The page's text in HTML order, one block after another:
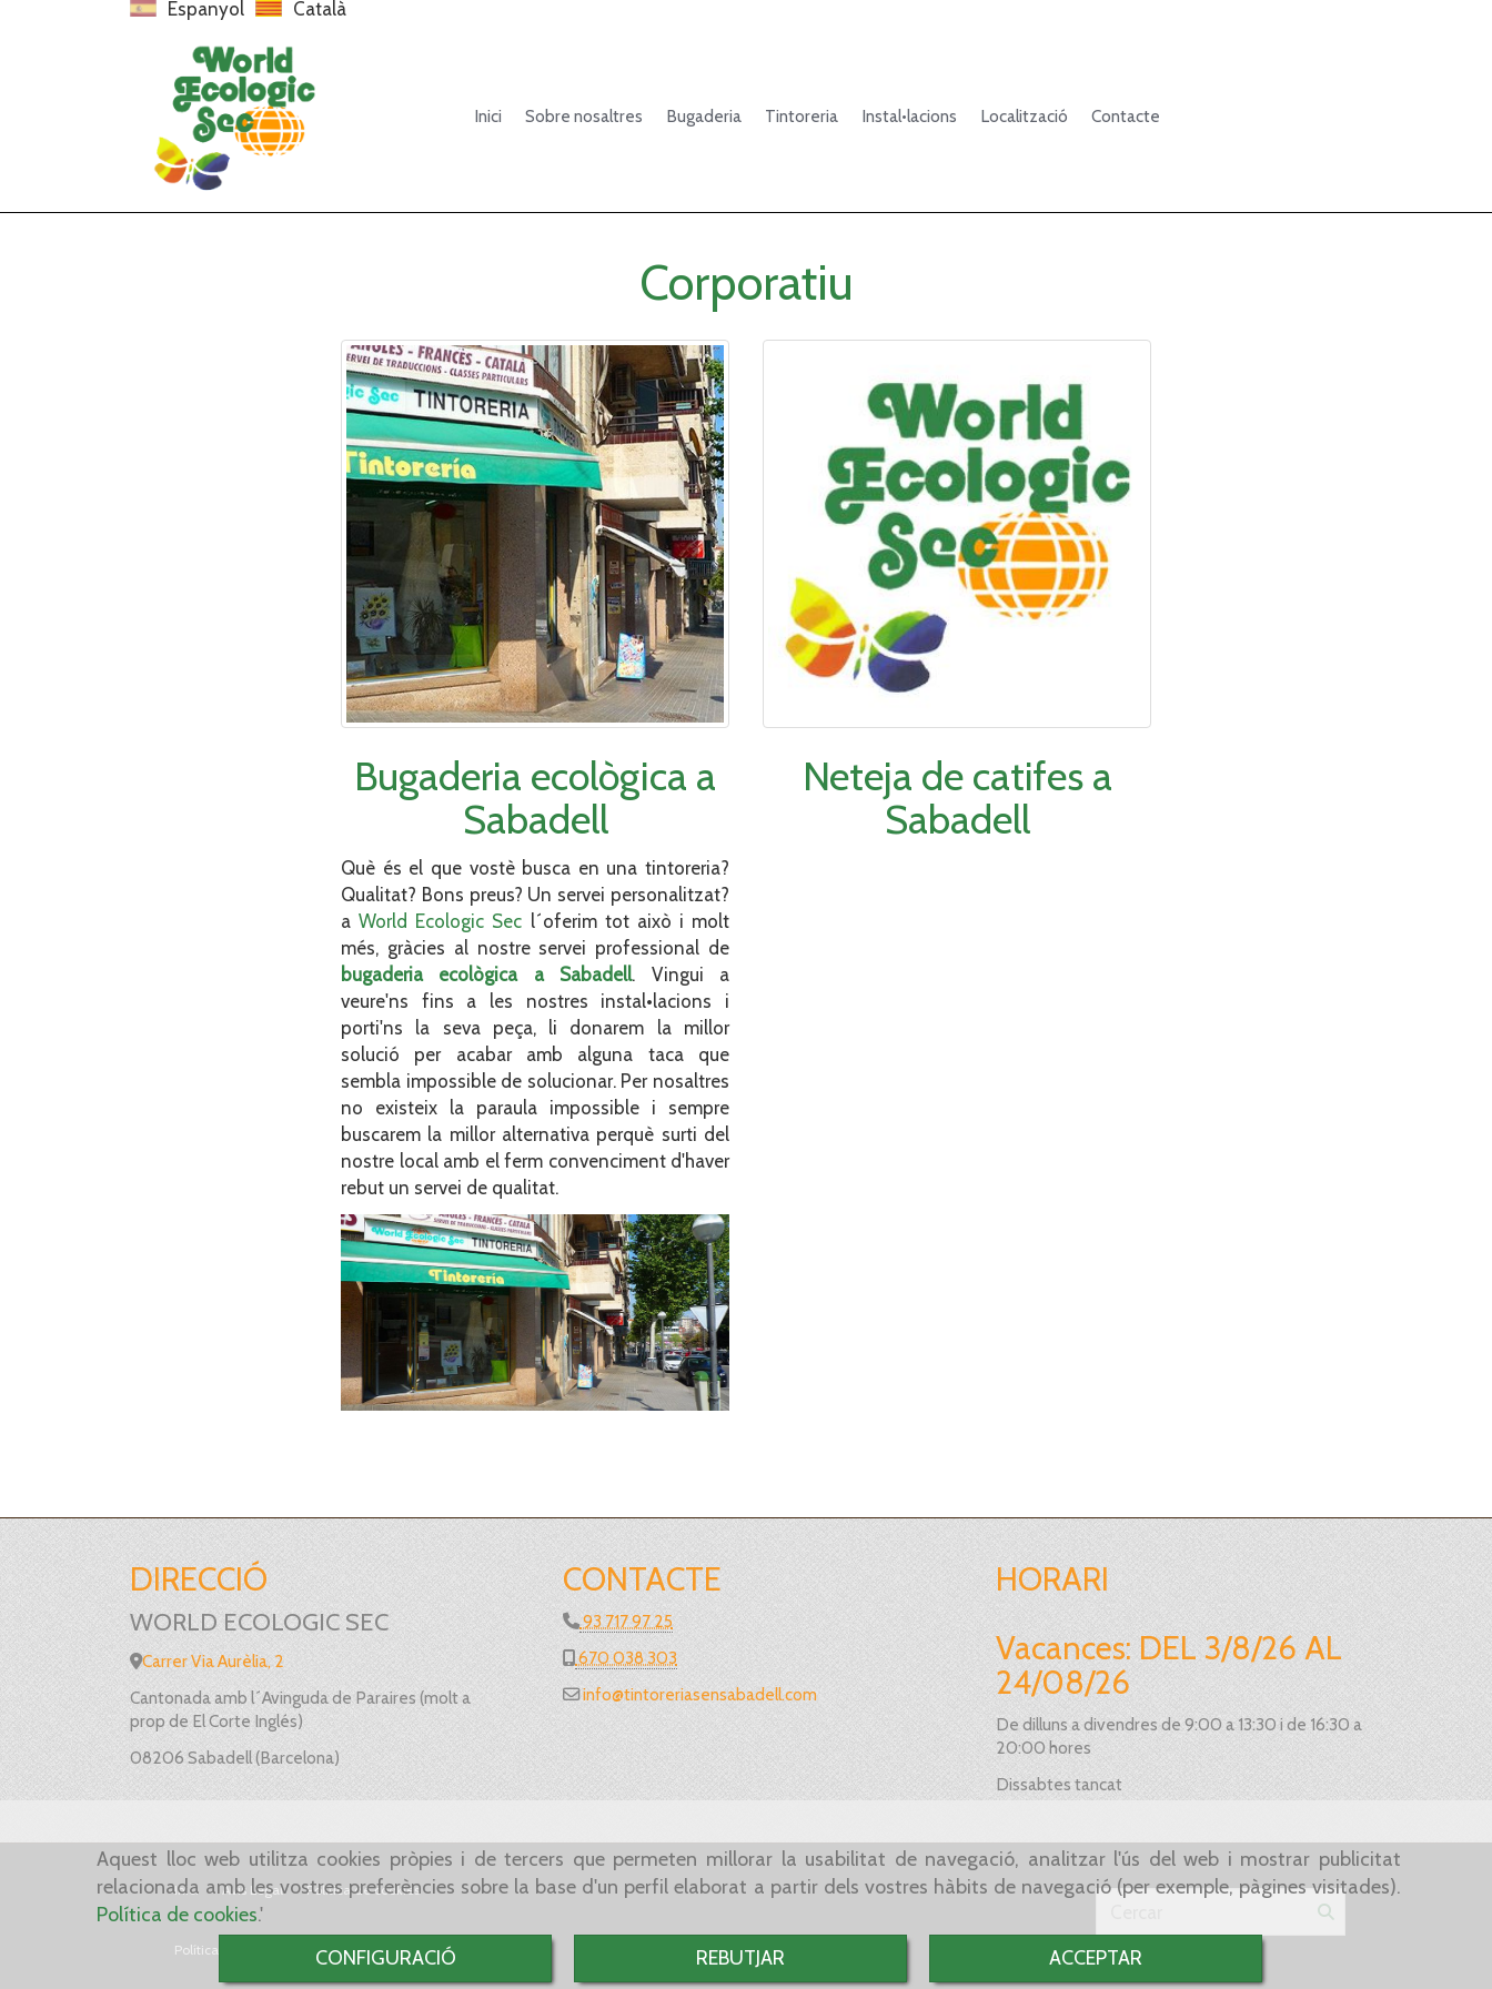
Aquest lloc web utilitza cookies pròpies i de tercers que permeten millorar la usabilitat de navegació, analitzar l'ús del web i mostrar publicitat
relacionada amb les vostres preferències sobre la base d'un perfil elaborat a partir dels vostres hàbits de navegació (per exemple, pàgines visitades).
Política de cookies.'
CONFIGURACIÓ
REBUTJAR ACCEPTAR
Espanyol Català
Inici Sobre nosaltres Bugaderia Tintoreria Instal•lacions Localització Contacte
Corporatiu
Bugaderia ecològica a
Sabadell
Què és el que vostè busca en una tintoreria?
Qualitat? Bons preus? Un servei personalitzat?
aWorld Ecologic Sec l´oferim tot això i molt
més, gràcies al nostre servei professional de
bugaderia ecològica a Sabadell. Vingui a
veure'ns fins a les nostres instal•lacions i
porti'ns la seva peça, li donarem la millor
solució per acabar amb alguna taca que
sembla impossible de solucionar. Per nosaltres
no existeix la paraula impossible i sempre
buscarem la millor alternativa perquè surti del
nostre local amb el ferm convenciment d'haver
rebut un servei de qualitat.
Neteja de catifes a
Sabadell
DIRECCIÓ
WORLD ECOLOGIC SEC
Carrer Via Aurèlia, 2
Cantonada amb l´Avinguda de Paraires (molt a
prop de El Corte Inglés)
08206 Sabadell (Barcelona)
CONTACTE
93 717 97 25
670 038 303
info
tintoreriasensabadell.com
HORARI
Vacances: DEL 3/8/26 AL
24/08/26
De dilluns a divendres de 9:00 a 13:30 i de 16:30 a
20:00 hores
Dissabtes tancat
Inici Avís Legal Política de cookies
Política de Privacitat